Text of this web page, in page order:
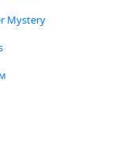
Mystery